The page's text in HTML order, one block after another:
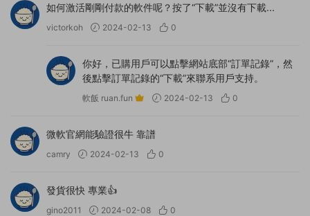
如何激活剛剛付款的軟件呢？按了“下載”並沒有下載...
victorkoh 2024-02-13 0
你好，已購用戶可以點擊網站底部“訂單記錄”，然
後點擊訂單記錄的“下載”來聯系用戶支持。
軟飯 ruan.fun 2024-02-13 0
微軟官網能驗證很牛 靠譜
camry 2024-02-13 0
發貨很快 專業👍
gino2011 2024-02-08 0